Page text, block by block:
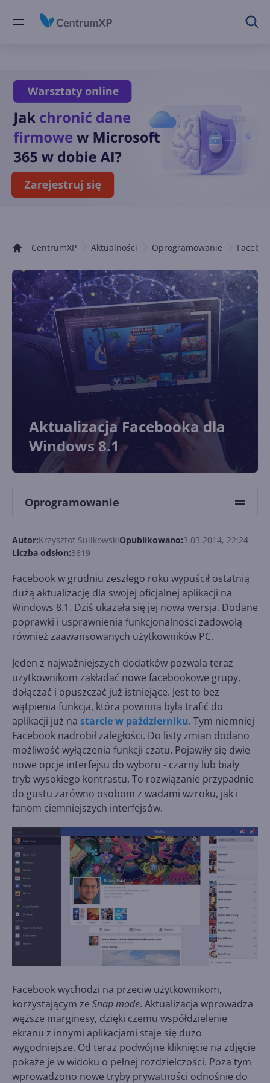
CentrumXP Aktualności Oprogramowanie
Aktualizacja Facebooka dla
Windows 8.1
Oprogramowanie
Autor:Krzysztof SulikowskiOpublikowano:3.03.2014, 22:24
Liczba odsłon:3619
Facebook w grudniu zeszłego roku wypuścił ostatnią
dużą aktualizację dla swojej oficjalnej aplikacji na
Windows 8.1. Dziś ukazała się jej nowa wersja. Dodane
poprawki i usprawnienia funkcjonalności zadowolą
również zaawansowanych użytkowników PC.
Jeden z najważniejszych dodatków pozwala teraz
użytkownikom zakładać nowe facebookowe grupy,
dołączać i opuszczać już istniejące. Jest to bez
wątpienia funkcja, która powinna była trafić do
aplikacji już na starcie w październiku. Tym niemniej
Facebook nadrobił zaległości. Do listy zmian dodano
możliwość wyłączenia funkcji czatu. Pojawiły się dwie
nowe opcje interfejsu do wyboru - czarny lub biały
tryb wysokiego kontrastu. To rozwiązanie przypadnie
do gustu zarówno osobom z wadami wzroku, jak i
fanom ciemniejszych interfejsów.
Facebook wychodzi na przeciw użytkownikom,
korzystającym ze Snap mode. Aktualizacja wprowadza
węższe marginesy, dzięki czemu współdzielenie
ekranu z innymi aplikacjami staje się dużo
wygodniejsze. Od teraz podwójne kliknięcie na zdjęcie
pokaże je w widoku o pełnej rozdzielczości. Poza tym
wprowadzono nowe tryby prywatności odnośnie do